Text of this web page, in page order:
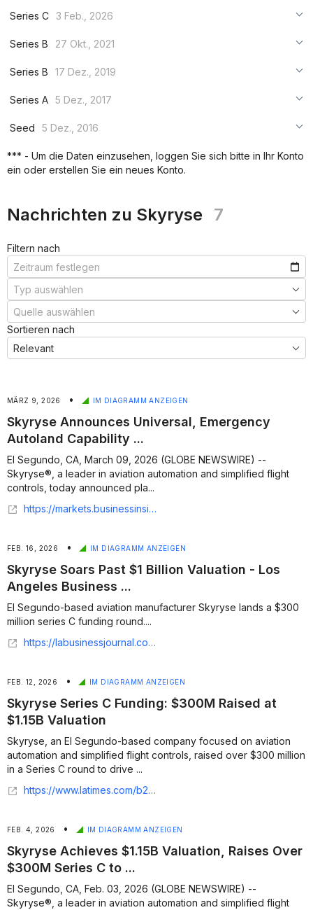
Series C 3 Feb., 2026
***
Series B
27 Okt., 2021
***
Series B
17 Dez., 2019
***
Series A 5 Dez., 2017
***
Seed
5 Dez., 2016
***
*** - Um die Daten einzusehen, loggen Sie sich bitte in Ihr Konto
ein oder erstellen Sie ein neues Konto.
Nachrichten zu Skyryse 7
Filtern nach
Sortieren nach
MÄRZ 9, 2026 • IM DIAGRAMM ANZEIGEN
Skyryse Announces Universal, Emergency
Autoland Capability ...
El Segundo, CA, March 09, 2026 (GLOBE NEWSWIRE) --
Skyryse®, a leader in aviation automation and simplified flight
controls, today announced pla...
https://markets.businessinsider.com/news/stocks/skyryse-announces-universal-emergency-autoland-capability-coming-to-skyos-bringing-automated-safe-landings-to-both-helicopters-and-airplanes-1035909578
FEB. 16, 2026 • IM DIAGRAMM ANZEIGEN
Skyryse Soars Past $1 Billion Valuation - Los
Angeles Business ...
El Segundo-based aviation manufacturer Skyryse lands a $300
million series C funding round....
https://labusinessjournal.com/manufacturing/skyryse-soars-past-1-billion-valuation/
FEB. 12, 2026 • IM DIAGRAMM ANZEIGEN
Skyryse Series C Funding: $300M Raised at
$1.15B Valuation
Skyryse, an El Segundo-based company focused on aviation
automation and simplified flight controls, raised over $300 million
in a Series C round to drive ...
https://www.latimes.com/b2b/space-tech/story/2026-02-12/skyryse-series-c-funding-valuation
FEB. 4, 2026 • IM DIAGRAMM ANZEIGEN
Skyryse Achieves $1.15B Valuation, Raises Over
$300M Series C to ...
El Segundo, CA, Feb. 03, 2026 (GLOBE NEWSWIRE) --
Skyryse®, a leader in aviation automation and simplified flight